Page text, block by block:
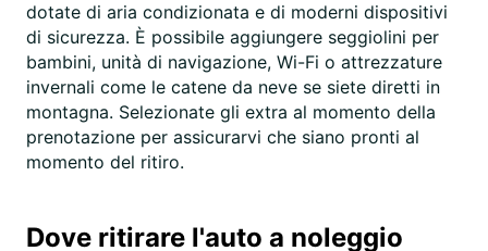
dotate di aria condizionata e di moderni dispositivi
di sicurezza. È possibile aggiungere seggiolini per
bambini, unità di navigazione, Wi-Fi o attrezzature
invernali come le catene da neve se siete diretti in
montagna. Selezionate gli extra al momento della
prenotazione per assicurarvi che siano pronti al
momento del ritiro.
Dove ritirare l'auto a noleggio